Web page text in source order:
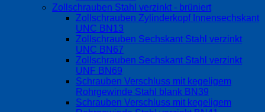
Zollschrauben Stahl verzinkt - brüniert
Zollschrauben Zylinderkopf Innensechskant
UNC BN13
Zollschrauben Sechskant Stahl verzinkt
UNC BN67
Zollschrauben Sechskant Stahl verzinkt
UNF BN69
Schrauben Verschluss mit kegeligem
Rohrgewinde Stahl blank BN39
Schrauben Verschluss mit kegeligem